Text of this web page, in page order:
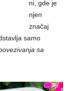
ni, gde je
njen
značaj
samo
sa